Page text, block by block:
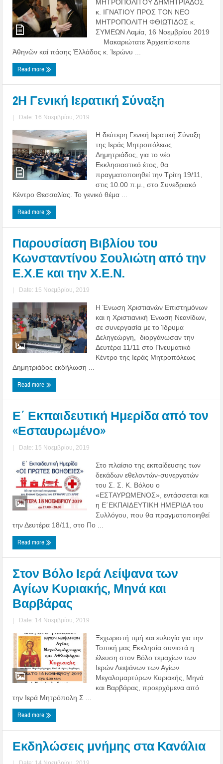
ΜΗΤΡΟΠΟΛΙΤΟΥ ΔΗΜΗΤΡΙΑΔΟΣ
κ. ΙΓΝΑΤΙΟΥ ΠΡΟΣ ΤΟΝ ΝΕΟ
ΜΗΤΡΟΠΟΛΙΤΗ ΦΘΙΩΤΙΔΟΣ κ.
ΣΥΜΕΩΝ Λαμία, 16 Νοεμβρίου 2019
Μακαριώτατε Ἀρχιεπίσκοπε
Ἀθηνῶν καί πάσης Ἑλλάδος κ. Ἱερώνυ ...
Read more
2Η Γενική Ιερατική Σύναξη
| Date: 16 Νοεμβρίου, 2019
Η δεύτερη Γενική Ιερατική Σύναξη
της Ιεράς Μητροπόλεως
Δημητριάδος, για το νέο
Εκκλησιαστικό έτος, θα
πραγματοποιηθεί την Τρίτη 19/11,
στις 10.00 π.μ., στο Συνεδριακό
Κέντρο Θεσσαλίας. Το γενικό θέμα ...
Read more
Παρουσίαση Βιβλίου του
Κωνσταντίνου Σουλιώτη από την
Ε.Χ.Ε και την Χ.Ε.Ν.
| Date: 15 Νοεμβρίου, 2019
Η Ένωση Χριστιανών Επιστημόνων
και η Χριστιανική Ένωση Νεανίδων,
σε συνεργασία με το Ίδρυμα
Δεληγεώργη, διοργάνωσαν την
Δευτέρα 11/11 στο Πνευματικό
Κέντρο της Ιεράς Μητροπόλεως
Δημητριάδος εκδήλωση ...
Read more
Ε΄ Εκπαιδευτική Ημερίδα από τον
«Εσταυρωμένο»
| Date: 15 Νοεμβρίου, 2019
Στο πλαίσιο της εκπαίδευσης των
δεκάδων εθελοντών-συνεργατών
του Σ. Σ. Κ. Βόλου ο
«ΕΣΤΑΥΡΩΜΕΝΟΣ», εντάσσεται και
η Ε΄ΕΚΠΑΙΔΕΥΤΙΚΗ ΗΜΕΡΙΔΑ του
Συλλόγου, που θα πραγματοποιηθεί
την Δευτέρα 18/11, στο Πο ...
Read more
Στον Βόλο Ιερά Λείψανα των
Αγίων Κυριακής, Μηνά και
Βαρβάρας
| Date: 14 Νοεμβρίου, 2019
Ξεχωριστή τιμή και ευλογία για την
Τοπική μας Εκκλησία συνιστά η
έλευση στον Βόλο τεμαχίων των
Ιερών Λειψάνων των Αγίων
Μεγαλομαρτύρων Κυριακής, Μηνά
και Βαρβάρας, προερχόμενα από
την Ιερά Μητρόπολη Σ ...
Read more
Εκδηλώσεις μνήμης στα Κανάλια